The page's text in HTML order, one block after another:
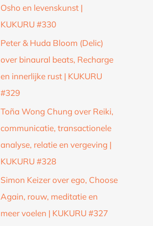
Osho en levenskunst |
KUKURU #330
Peter & Huda Bloom (Delic)
over binaural beats, Recharge
en innerlijke rust | KUKURU
#329
Toña Wong Chung over Reiki,
communicatie, transactionele
analyse, relatie en vergeving |
KUKURU #328
Simon Keizer over ego, Choose
Again, rouw, meditatie en
meer voelen | KUKURU #327